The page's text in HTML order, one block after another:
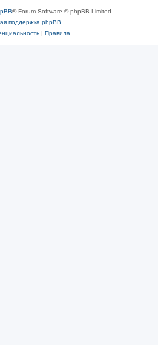
® Forum Software © phpBB Limited
поддержка phpBB
| Правила